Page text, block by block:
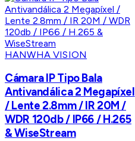
HANWHA VISION
Cámara IP Tipo Bala
Antivandálica 2 Megapíxel
/ Lente 2.8mm / IR 20M /
WDR 120db / IP66 / H.265
& WiseStream